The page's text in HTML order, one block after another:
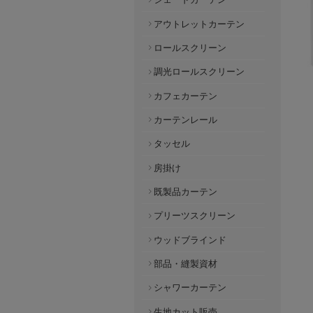
アウトレットカーテン
ロールスクリーン
調光ロールスクリーン
カフェカーテン
カーテンレール
タッセル
房掛け
既製品カーテン
プリーツスクリーン
ウッドブラインド
部品・縫製資材
シャワーカーテン